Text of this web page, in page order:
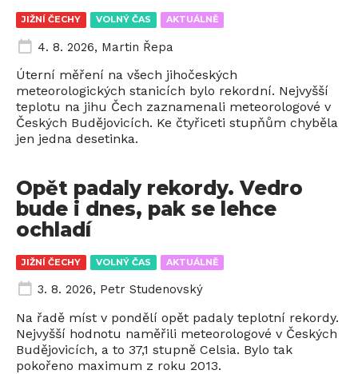
JIŽNÍ ČECHY VOLNÝ ČAS AKTUÁLNĚ
4. 8. 2026, Martin Řepa
Úterní měření na všech jihočeských
meteorologických stanicích bylo rekordní. Nejvyšší
teplotu na jihu Čech zaznamenali meteorologové v
Českých Budějovicích. Ke čtyřiceti stupňům chyběla
jen jedna desetinka.
JIŽNÍ ČECHY VOLNÝ ČAS AKTUÁLNĚ
Opět padaly rekordy. Vedro
bude i dnes, pak se lehce
ochladí
3. 8. 2026, Petr Studenovský
Na řadě míst v pondělí opět padaly teplotní rekordy.
Nejvyšší hodnotu naměřili meteorologové v Českých
Budějovicích, a to 37,1 stupně Celsia. Bylo tak
pokořeno maximum z roku 2013.